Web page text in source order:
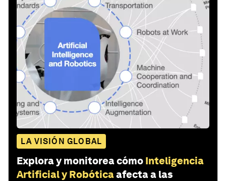
LA VISIÓN GLOBAL
Explora y monitorea cómo Inteligencia
Artificial y Robóticaafecta a las